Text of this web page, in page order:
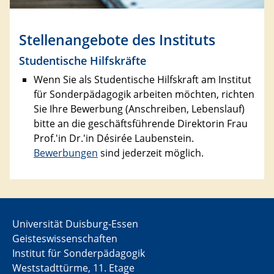
Stellenangebote des Instituts
Studentische Hilfskräfte
Wenn Sie als Studentische Hilfskraft am Institut
für Sonderpädagogik arbeiten möchten, richten
Sie Ihre Bewerbung (Anschreiben, Lebenslauf)
bitte an die geschäftsführende Direktorin Frau
Prof.'in Dr.'in Désirée Laubenstein.
Bewerbungen sind jederzeit möglich.
Universität Duisburg-Essen
Geisteswissenschaften
Institut für Sonderpädagogik
Weststadttürme, 11. Etage